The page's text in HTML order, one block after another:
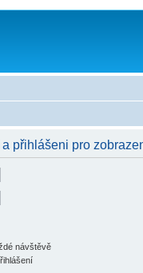
přihlášeni pro
návštěvě